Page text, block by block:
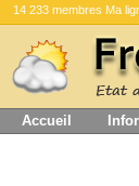
14 233 membres Ma
Accueil